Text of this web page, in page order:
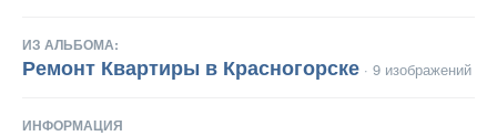
ИЗ АЛЬБОМА:
Ремонт Квартиры в Красногорске · 9 изображений
ИНФОРМАЦИЯ